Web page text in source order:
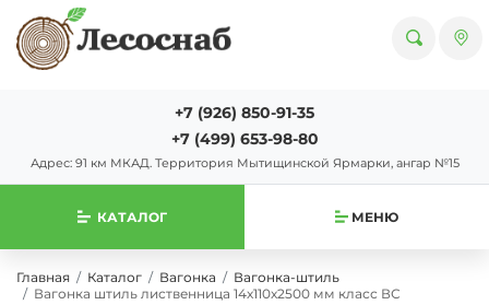
+7 (926) 850-91-35
+7 (499) 653-98-80
Адрес: 91 км МКАД. Территория Мытищинской Ярмарки, ангар №15
КАТАЛОГ МЕНЮ
Главная Каталог Вагонка
Вагонка-штиль
Вагонка штиль лиственница 14х110х2500 мм класс ВС